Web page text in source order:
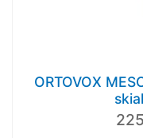
ORTOVOX